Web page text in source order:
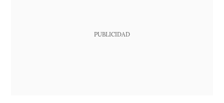
PUBLICIDAD